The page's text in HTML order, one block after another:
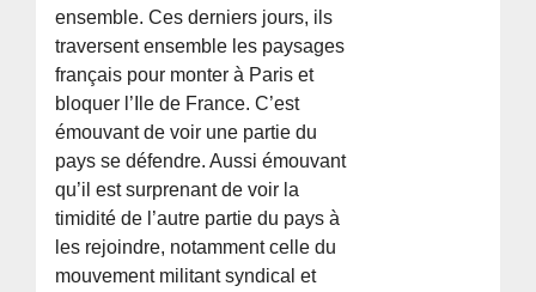
ensemble. Ces derniers jours, ils
traversent ensemble les paysages
français pour monter à Paris et
bloquer l’Ile de France. C’est
émouvant de voir une partie du
pays se défendre. Aussi émouvant
qu’il est surprenant de voir la
timidité de l’autre partie du pays à
les rejoindre, notamment celle du
mouvement militant syndical et